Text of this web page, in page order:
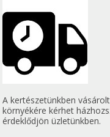
A kertészetünkben
környékére kérhet
érdeklődjön üzletünkben.